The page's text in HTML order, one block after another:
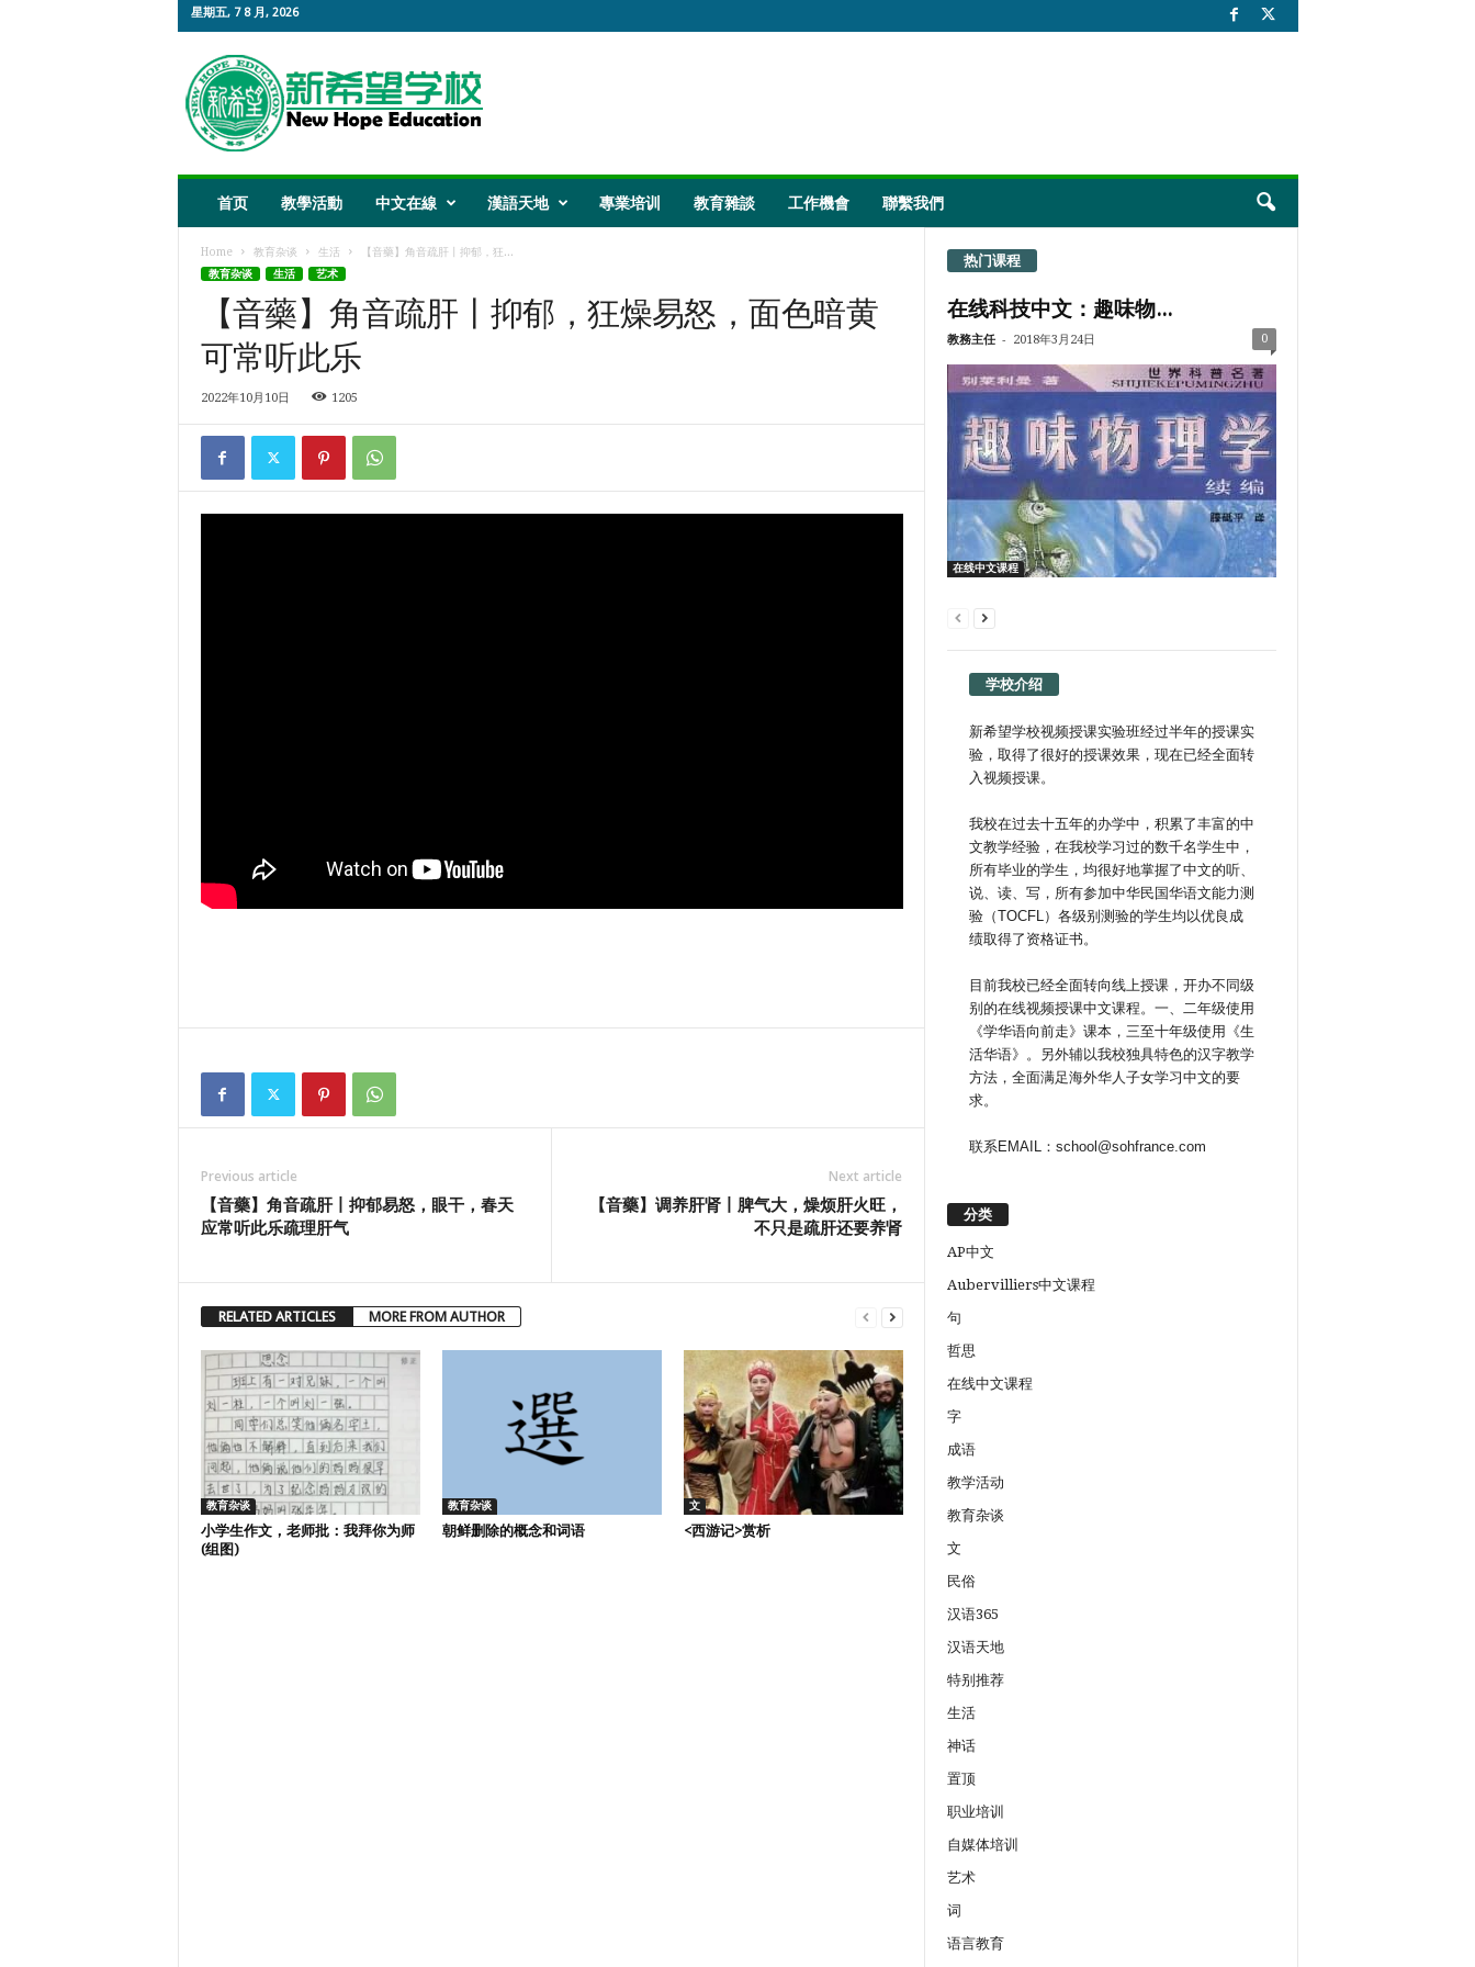
星期五, 7 8 月, 2026
希
望
教
首页 教學活動 中文在線 漢語天地 專業培训 教育雜談 工作機會 聯繫我們
Home 教育杂谈 生活
【音藥】角音疏肝丨抑郁，狂...
教育杂谈
生活 艺术
【音藥】角音疏肝丨抑郁，狂燥易怒，面色暗黄
可常听此乐
2022年10月10日 1205
Previous article
【音藥】角音疏肝丨抑郁易怒，眼干，春天
应常听此乐疏理肝气
Next article
【音藥】调养肝肾丨脾气大，燥烦肝火旺，
不只是疏肝还要养肾
RELATED ARTICLES MORE FROM AUTHOR
教育杂谈
小学生作文，老师批：我拜你为师
(组图)
教育杂谈
朝鲜删除的概念和词语
文
<西游记>赏析
热门课程
在线科技中文：趣味物...
教務主任 - 2018年3月24日 0
在线中文课程
学校介绍
新希望学校视频授课实验班经过半年的授课实
验，取得了很好的授课效果，现在已经全面转
入视频授课。
我校在过去十五年的办学中，积累了丰富的中
文教学经验，在我校学习过的数千名学生中，
所有毕业的学生，均很好地掌握了中文的听、
说、读、写，所有参加中华民国华语文能力测
验（TOCFL）各级别测验的学生均以优良成
绩取得了资格证书。
目前我校已经全面转向线上授课，开办不同级
别的在线视频授课中文课程。一、二年级使用
《学华语向前走》课本，三至十年级使用《生
活华语》。另外辅以我校独具特色的汉字教学
方法，全面满足海外华人子女学习中文的要
求。
联系EMAIL：school@sohfrance.com
分类
AP中文
Aubervilliers中文课程
句
哲思
在线中文课程
字
成语
教学活动
教育杂谈
文
民俗
汉语365
汉语天地
特别推荐
生活
神话
置顶
职业培训
自媒体培训
艺术
词
语言教育